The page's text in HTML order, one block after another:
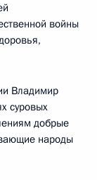
войны
Владимир
суровых
добрые
народы